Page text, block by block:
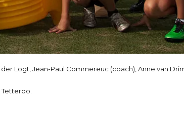
Logt, Jean-Paul Commereuc (coach), Anne van
Tetteroo.